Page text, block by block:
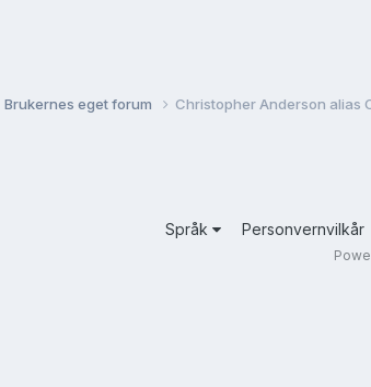
Brukernes eget forum Christopher Anderson alias
Språk Personvernvilkår